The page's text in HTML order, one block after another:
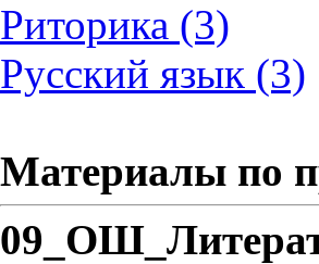
Риторика (3)
Русский язык (3)
Материалы по